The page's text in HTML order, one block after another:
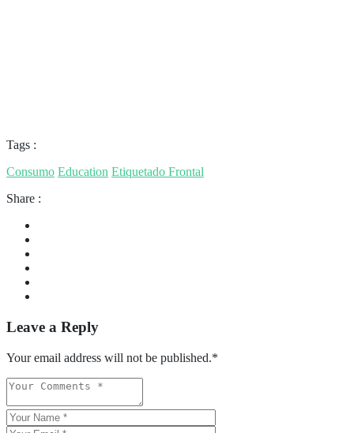
Tags :
Consumo Education Etiquetado Frontal
Share :
Leave a Reply
Your email address will not be published.*